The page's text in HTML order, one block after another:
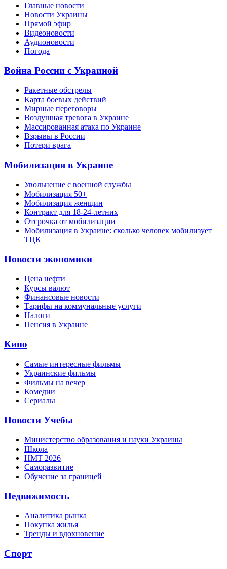
Главные новости
Новости Украины
Прямой эфир
Видеоновости
Аудионовости
Погода
Война России с Украиной
Ракетные обстрелы
Карта боевых действий
Мирные переговоры
Воздушная тревога в Украине
Массированная атака по Украине
Взрывы в России
Потери врага
Мобилизация в Украине
Увольнение с военной службы
Мобилизация 50+
Мобилизация женщин
Контракт для 18-24-летних
Отсрочка от мобилизации
Мобилизация в Украине: сколько человек мобилизует
ТЦК
Новости экономики
Цена нефти
Курсы валют
Финансовые новости
Тарифы на коммунальные услуги
Налоги
Пенсия в Украине
Кино
Самые интересные фильмы
Украинские фильмы
Фильмы на вечер
Комедии
Сериалы
Новости Учебы
Министерство образования и науки Украины
Школа
НМТ 2026
Саморазвитие
Обучение за границей
Недвижимость
Аналитика рынка
Покупка жилья
Тренды и вдохновение
Спорт